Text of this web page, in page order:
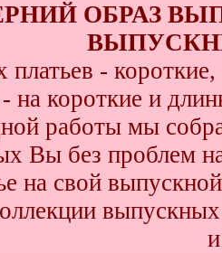
ОБРАЗ
платьев -
на короткие и
работы мы
Вы без проблем
на свой